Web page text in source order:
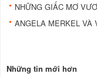
NHỮNG GIẤC MƠ
ANGELA MERKEL VÀ
Những tin mới hơn